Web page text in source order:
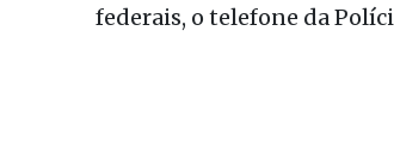
federais, o telefone da